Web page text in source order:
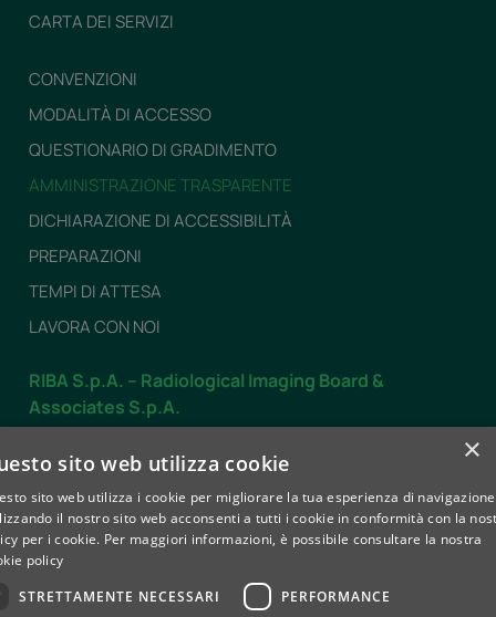
CARTA DEI SERVIZI
CONVENZIONI
MODALITÀ DI ACCESSO
QUESTIONARIO DI GRADIMENTO
AMMINISTRAZIONE TRASPARENTE
DICHIARAZIONE DI ACCESSIBILITÀ
PREPARAZIONI
TEMPI DI ATTESA
LAVORA CON NOI
RIBA S.p.A. – Radiological Imaging Board &
Associates S.p.A.
dalle 7.30 alle 19.30
SABATO
dalle 8.00 alle 12.30
Contatti
×
sito web utilizza cookie
sito web utilizza i cookie per migliorare la tua esperienza di
il nostro sito web acconsenti a tutti i cookie in conformità con la
per i cookie. Per maggiori informazioni, è possibile consultare la nostra
policy
STRETTAMENTE NECESSARI
PERFORMANCE